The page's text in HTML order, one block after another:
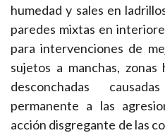
humedad y sales en
paredes mixtas en
para intervenciones de
sujetos a manchas, zonas
desconchadas
permanente a las
acción disgregante de las